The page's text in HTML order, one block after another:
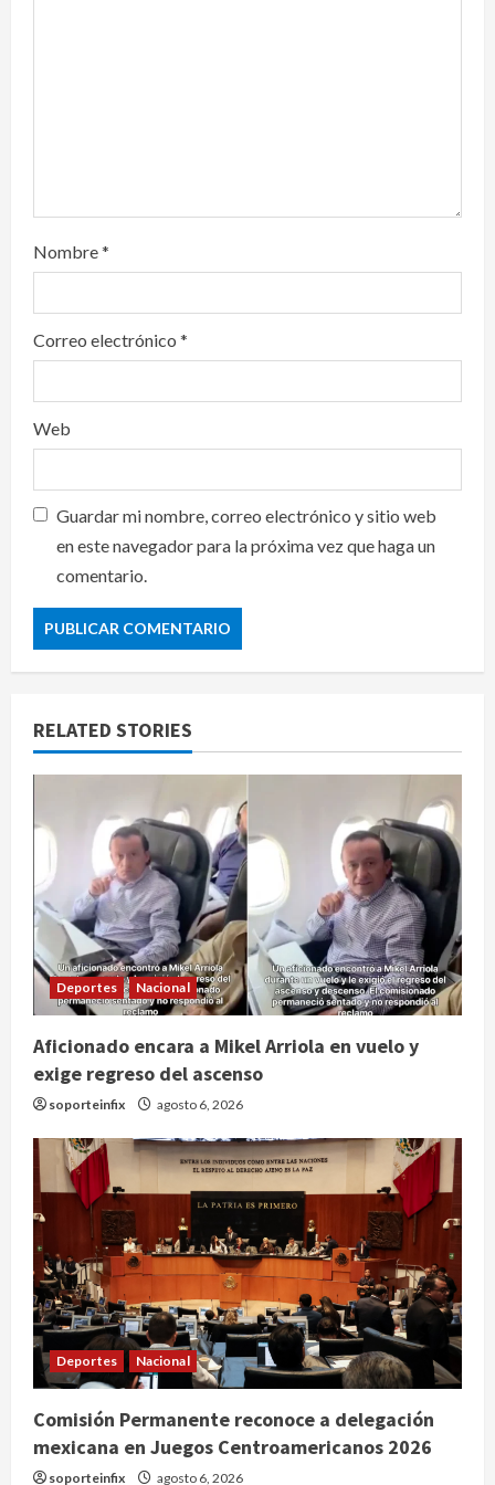
Nombre*
Correo electrónico *
Web
Guardar mi nombre, correo electrónico y sitio web
en este navegador para la próxima vez que haga un
comentario.
RELATED STORIES
Deportes Nacional
Aficionado encara a Mikel Arriola en vuelo y
exige regreso del ascenso
soporteinfix agosto 6, 2026
Deportes Nacional
Comisión Permanente reconoce a delegación
mexicana en Juegos Centroamericanos 2026
soporteinfix agosto 6, 2026
SCJN avala obligación patronal de
dar casa y comida a jornaleros
agrícolas